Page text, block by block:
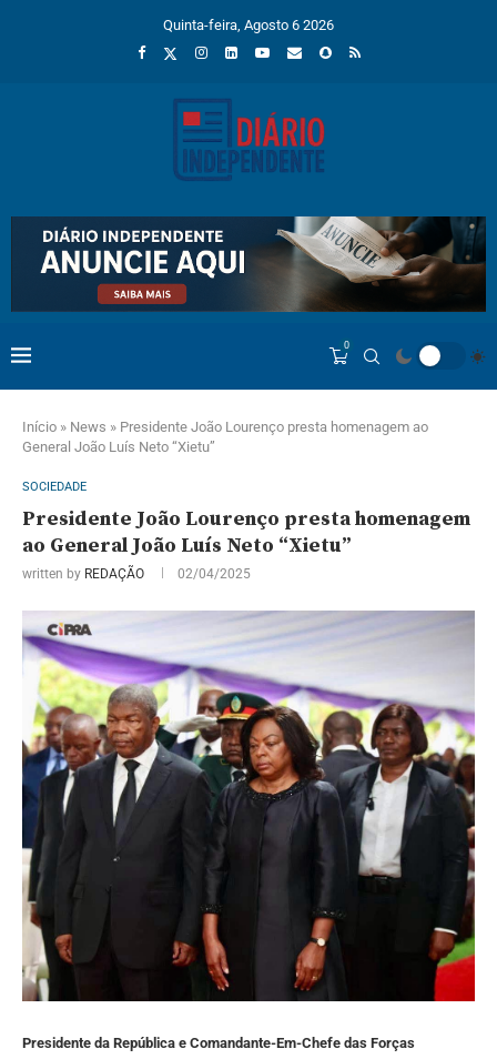
Quinta-feira, Agosto 6 2026
0
Início » News » Presidente João Lourenço presta homenagem ao
General João Luís Neto “Xietu”
SOCIEDADE
Presidente João Lourenço presta homenagem
ao General João Luís Neto “Xietu”
written by REDAÇÃO 02/04/2025
Presidente da República e Comandante-Em-Chefe das Forças